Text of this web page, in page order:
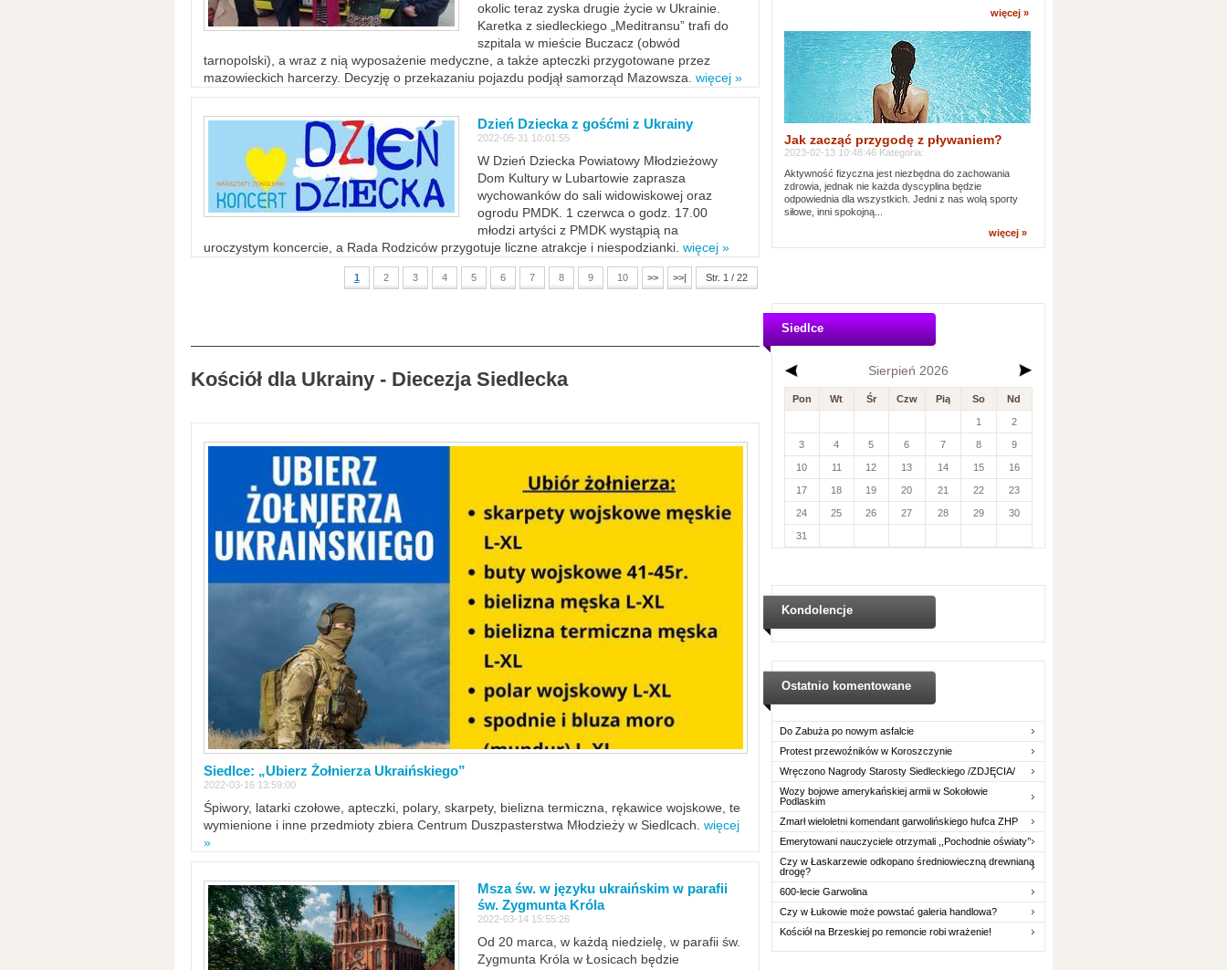
okolic teraz zyska drugie życie w Ukrainie.
Karetka z siedleckiego „Meditransu” trafi do
szpitala w mieście Buczacz (obwód
tarnopolski), a wraz z nią wyposażenie medyczne, a także apteczki przygotowane przez
mazowieckich harcerzy. Decyzję o przekazaniu pojazdu podjął samorząd Mazowsza. więcej »
Dzień Dziecka z gośćmi z Ukrainy
2022-05-31 10:01:55
W Dzień Dziecka Powiatowy Młodzieżowy
Dom Kultury w Lubartowie zaprasza
wychowanków do sali widowiskowej oraz
ogrodu PMDK. 1 czerwca o godz. 17.00
młodzi artyści z PMDK wystąpią na
uroczystym koncercie, a Rada Rodziców przygotuje liczne atrakcje i niespodzianki. więcej »
1 2 3 4 5 6 7 8 9 10 >> >>| Str. 1 / 22
Kościół dla Ukrainy - Diecezja Siedlecka
Siedlce: „Ubierz Żołnierza Ukraińskiego”
2022-03-16 13:59:00
Śpiwory, latarki czołowe, apteczki, polary, skarpety, bielizna termiczna, rękawice wojskowe, te
wymienione i inne przedmioty zbiera Centrum Duszpasterstwa Młodzieży w Siedlcach. więcej
»
Msza św. w języku ukraińskim w parafii
św. Zygmunta Króla
2022-03-14 15:55:26
Od 20 marca, w każdą niedzielę, w parafii św.
Zygmunta Króla w Łosicach będzie
więcej »
Jak zacząć przygodę z pływaniem?
2023-02-13 10:48:46 Kategoria:
Aktywność fizyczna jest niezbędna do zachowania
zdrowia, jednak nie każda dyscyplina będzie
odpowiednia dla wszystkich. Jedni z nas wolą sporty
siłowe, inni spokojną...
więcej »
Siedlce
Sierpień 2026
Pon Wt Śr Czw Pią So Nd
1 2
3 4 5 6 7 8 9
10 11 12 13 14 15 16
17 18 19 20 21 22 23
24 25 26 27 28 29 30
31
Kondolencje
Ostatnio komentowane
Do Zabuża po nowym asfalcie
Protest przewoźników w Koroszczynie
Wręczono Nagrody Starosty Siedleckiego /ZDJĘCIA/
Wozy bojowe amerykańskiej armii w Sokołowie
Podlaskim
Zmarł wieloletni komendant garwolińskiego hufca ZHP
Emerytowani nauczyciele otrzymali ,,Pochodnie oświaty’’
Czy w Łaskarzewie odkopano średniowieczną drewnianą
drogę?
600-lecie Garwolina
Czy w Łukowie może powstać galeria handlowa?
Kościół na Brzeskiej po remoncie robi wrażenie!